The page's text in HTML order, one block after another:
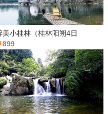
美小桂林（桂林阳朔4日
899